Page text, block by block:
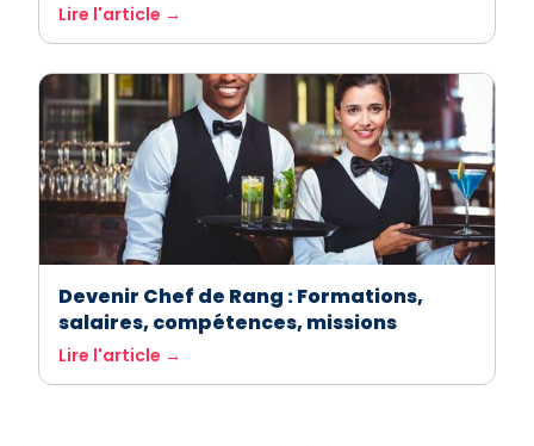
Lire l'article →
Devenir Chef de Rang : Formations,
salaires, compétences, missions
Lire l'article →